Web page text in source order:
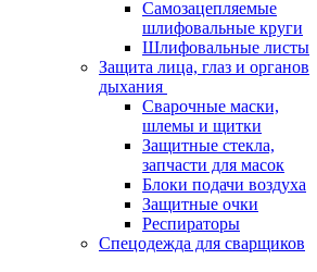
Самозацепляемые
шлифовальные круги
Шлифовальные листы
Защита лица, глаз и органов
дыхания
Сварочные маски,
шлемы и щитки
Защитные стекла,
запчасти для масок
Блоки подачи воздуха
Защитные очки
Респираторы
Спецодежда для сварщиков